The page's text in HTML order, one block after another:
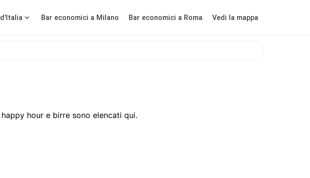
d'Italia Bar economici a Milano Bar economici a Roma Vedi la mappa
hour e birre sono elencati qui.